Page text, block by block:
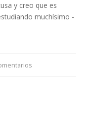
y creo que es
muchísimo -